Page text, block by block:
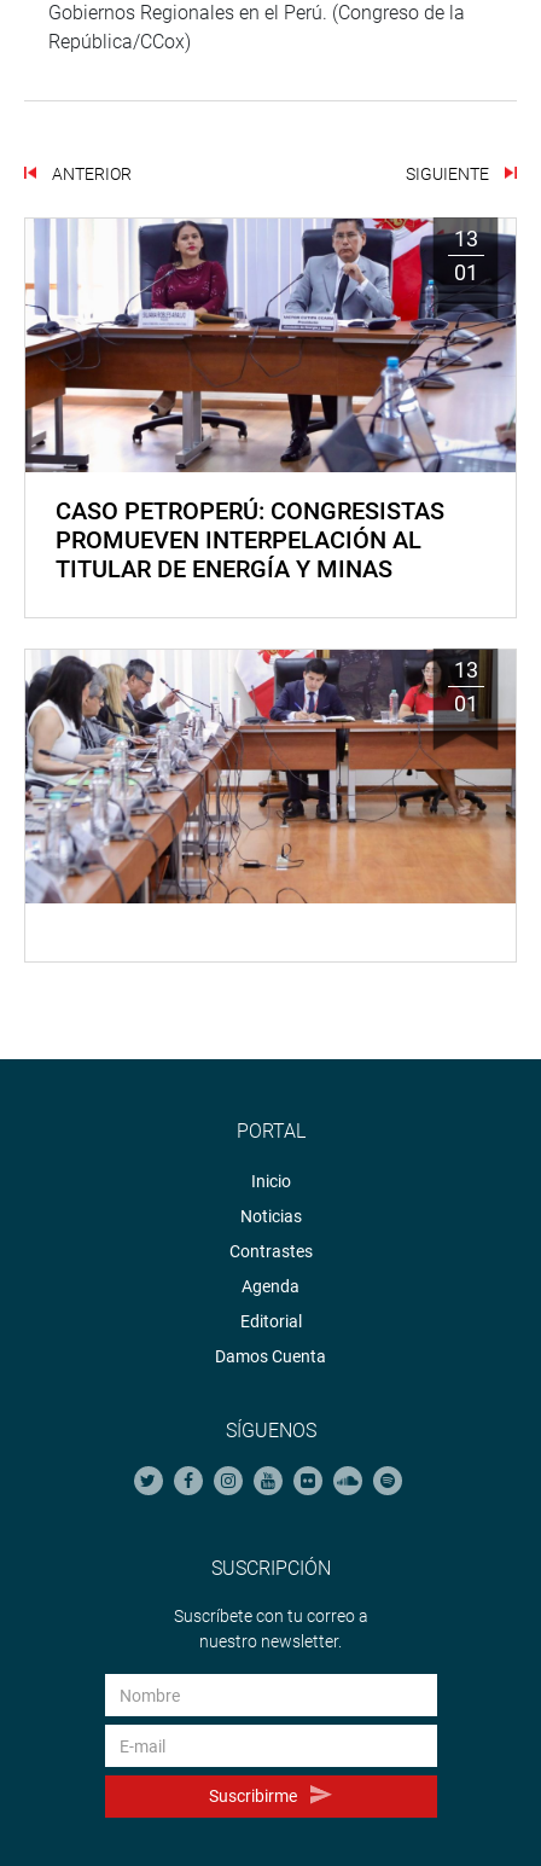
Gobiernos Regionales en el Perú. (Congreso de la
República/CCox)
ANTERIOR SIGUIENTE
13
01
CASO PETROPERÚ: CONGRESISTAS
PROMUEVEN INTERPELACIÓN AL
TITULAR DE ENERGÍA Y MINAS
13
01
PORTAL
Inicio
Noticias
Contrastes
Agenda
Editorial
Damos Cuenta
SÍGUENOS
SUSCRIPCIÓN
Suscríbete con tu correo a
nuestro newsletter.
Suscribirme